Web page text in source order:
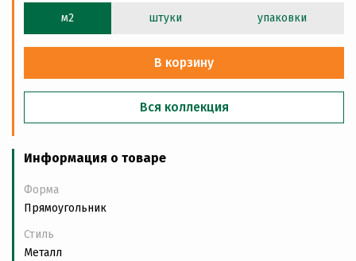
м2 штуки упаковки
В корзину
Вся коллекция
Информация о товаре
Форма
Прямоугольник
Стиль
Металл